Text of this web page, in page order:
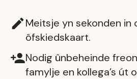
Meitsje yn sekonden in
ôfskiedskaart.
Nodig ûnbeheinde
famylje en kollega’s út